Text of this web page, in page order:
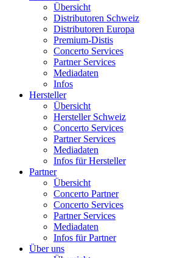
Übersicht
Distributoren Schweiz
Distributoren Europa
Premium-Distis
Concerto Services
Partner Services
Mediadaten
Infos
Hersteller
Übersicht
Hersteller Schweiz
Concerto Services
Partner Services
Mediadaten
Infos für Hersteller
Partner
Übersicht
Concerto Partner
Concerto Services
Partner Services
Mediadaten
Infos für Partner
Über uns